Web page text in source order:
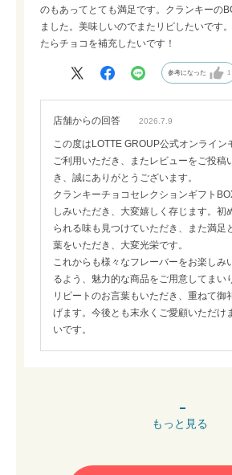
のもあってとても満足です。クランキーの
ました。美味しいのでまたリピしたいです
たらチョコを補充したいです！
参考になった 1
店舗からの回答 2026.7.9
この度はLOTTE GROUP公式オンライン
ご利用いただき、またレビューをご投稿
き、誠にありがとうございます。
クランキーチョコセレクションギフト
しみいただき、大変嬉しく存じます。初
られる味も見つけていただき、また満足
葉をいただき、大変光栄です。
これからも様々なフレーバーをお楽しみ
るよう、魅力的な商品をご用意してまい
リピートのお言葉もいただき、重ねて御
げます。今後とも末永くご愛顧いただけ
いです。
もっと見る